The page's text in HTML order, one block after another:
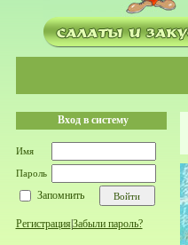
Вход в систему
Имя
Пароль
Запомнить
Регистрация Забыли пароль?